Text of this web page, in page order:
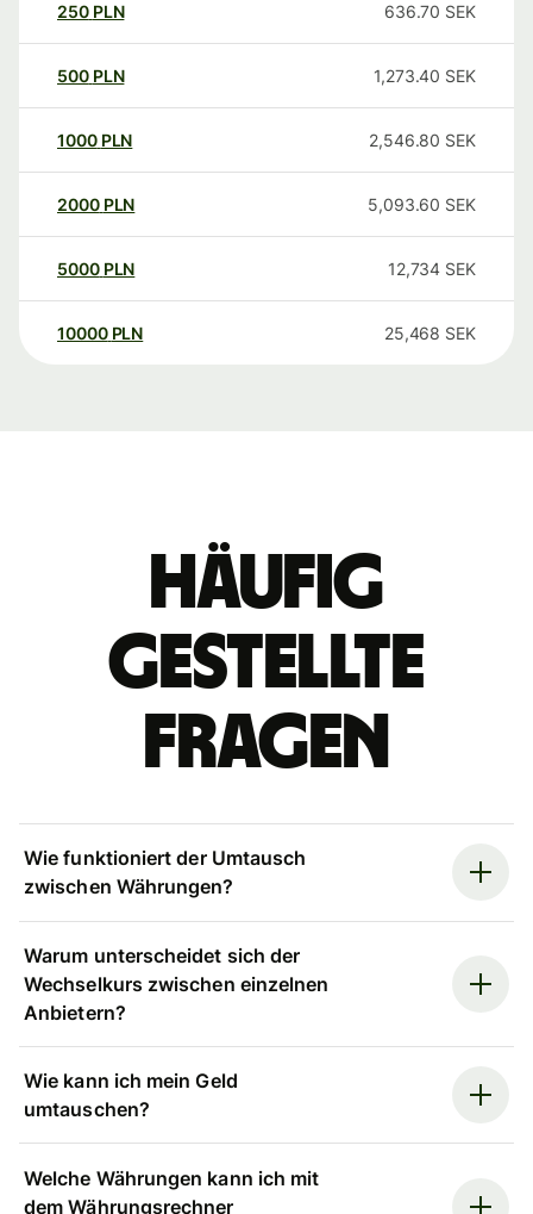
250 PLN 636.70 SEK
500 PLN 1,273.40 SEK
1000 PLN 2,546.80 SEK
2000 PLN 5,093.60 SEK
5000 PLN 12,734 SEK
10000 PLN 25,468 SEK
Häufig
gestellte
Fragen
Wie funktioniert der Umtausch
zwischen Währungen?
Warum unterscheidet sich der
Wechselkurs zwischen einzelnen
Anbietern?
Wie kann ich mein Geld
umtauschen?
Welche Währungen kann ich mit
dem Währungsrechner